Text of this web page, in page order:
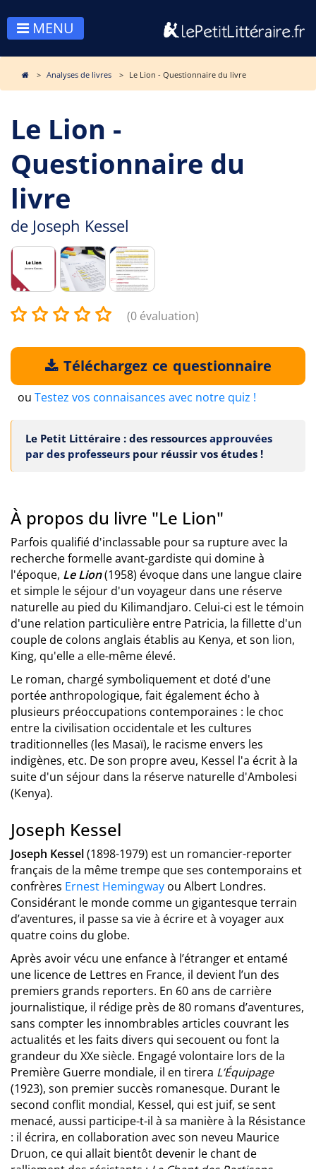
MENU
Analyses de livres Le Lion - Questionnaire du livre
Le Lion -
Questionnaire du
livre
de Joseph Kessel
(0 évaluation)
Téléchargez ce questionnaire
ou Testez vos connaisances avec notre quiz !
Le Petit Littéraire : des ressources approuvées
par des professeurs pour réussir vos études !
À propos du livre "Le Lion"
Parfois qualifié d'inclassable pour sa rupture avec la
recherche formelle avant-gardiste qui domine à
l'époque, Le Lion(1958) évoque dans une langue claire
et simple le séjour d'un voyageur dans une réserve
naturelle au pied du Kilimandjaro. Celui-ci est le témoin
d'une relation particulière entre Patricia, la fillette d'un
couple de colons anglais établis au Kenya, et son lion,
King, qu'elle a elle-même élevé.
Le roman, chargé symboliquement et doté d'une
portée anthropologique, fait également écho à
plusieurs préoccupations contemporaines : le choc
entre la civilisation occidentale et les cultures
traditionnelles (les Masaï), le racisme envers les
indigènes, etc. De son propre aveu, Kessel l'a écrit à la
suite d'un séjour dans la réserve naturelle d'Ambolesi
(Kenya).
Joseph Kessel
Joseph Kessel(1898-1979) est un romancier-reporter
français de la même trempe que ses contemporains et
confrères Ernest Hemingway ou Albert Londres.
Considérant le monde comme un gigantesque terrain
d’aventures, il passe sa vie à écrire et à voyager aux
quatre coins du globe.
Après avoir vécu une enfance à l’étranger et entamé
une licence de Lettres en France, il devient l’un des
premiers grands reporters. En 60 ans de carrière
journalistique, il rédige près de 80 romans d’aventures,
sans compter les innombrables articles couvrant les
actualités et les faits divers qui secouent ou font la
grandeur du XXe siècle. Engagé volontaire lors de la
Première Guerre mondiale, il en tirera L’Équipage
(1923), son premier succès romanesque. Durant le
second conflit mondial, Kessel, qui est juif, se sent
menacé, aussi participe-t-il à sa manière à la Résistance
: il écrira, en collaboration avec son neveu Maurice
Druon, ce qui allait bientôt devenir le chant de